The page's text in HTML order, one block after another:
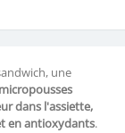
une
dans l'assiette,
en antioxydants.